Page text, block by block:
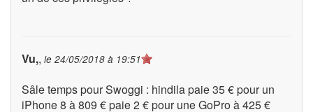
Vu,, le 24/05/2018 à 19:51
Sâle temps pour Swoggi : hindila paie 35 € pour un
iPhone 8 à 809 € paie 2 € pour une GoPro à 425 €